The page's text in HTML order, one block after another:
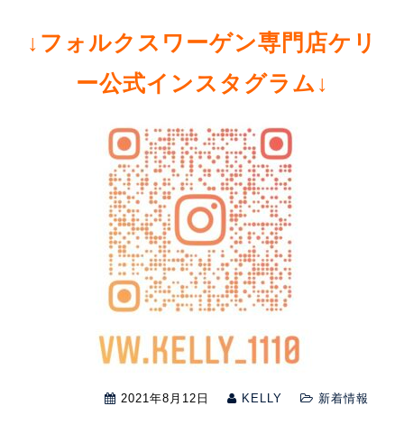
↓フォルクスワーゲン専門店ケリ
ー公式インスタグラム↓
2021年8月12日 KELLY 新着情報